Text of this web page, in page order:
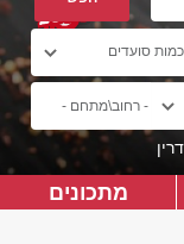
מתכונים